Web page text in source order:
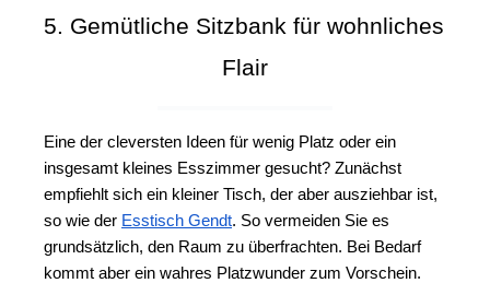
5. Gemütliche Sitzbank für wohnliches
Flair
Eine der cleversten Ideen für wenig Platz oder ein
insgesamt kleines Esszimmer gesucht? Zunächst
empfiehlt sich ein kleiner Tisch, der aber ausziehbar ist,
so wie der Esstisch Gendt. So vermeiden Sie es
grundsätzlich, den Raum zu überfrachten. Bei Bedarf
kommt aber ein wahres Platzwunder zum Vorschein.